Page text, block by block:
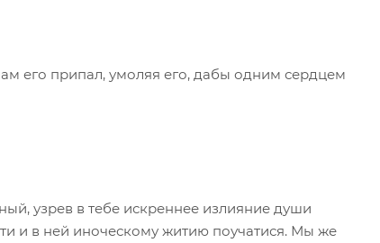
его припал, умоляя его, дабы одним сердцем
узрев в тебе искреннее излияние души
и в ней иноческому житию поучатися. Мы же